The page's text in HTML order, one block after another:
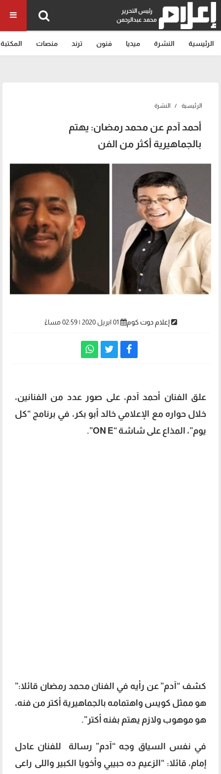
رئيس التحرير
محمد عبدالرحمن
الرئيسية النشرة ميديا فنون ترند منصات المكتبة
الرئيسية النشرة
أحمد آدم عن محمد رمضان: يهتم
بالجماهيرية أكثر من الفن
إعلام دوت كوم
علق الفنان أحمد آدم، على صور عدد من الفنانين،
خلال حواره مع الإعلامي خالد أبو بكر، في برنامج “كل
يوم”، المذاع على شاشة “ON E”.
كشف “آدم” عن رأيه في الفنان محمد رمضان قائلا:”
هو ممثل كويس واهتمامه بالجماهيرية أكتر من فنه،
هو موهوب ولازم يهتم بفنه أكتر”.
في نفس السياق وجه “آدم” رسالة للفنان عادل
إمام، قائلا: “الزعيم ده حبيبي وأخويا الكبير واللى راعى